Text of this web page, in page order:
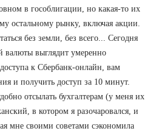
в гособлигации, но какая-то их
остальному рынку, включая акции.
без земли, без всего... Сегодня
валюты выглядит умеренно
к Сбербанк-онлайн, вам
и получить доступ за 10 минут.
отсылать бухгалтерам (у меня их
в котором я разочаровался, и
мне своими советами сэкономила